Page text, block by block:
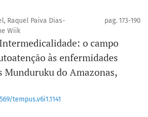
Raquel Paiva Dias-
Wiik
pag. 173-190
o campo
às enfermidades
Munduruku do Amazonas,
tempus.v6i1.1141